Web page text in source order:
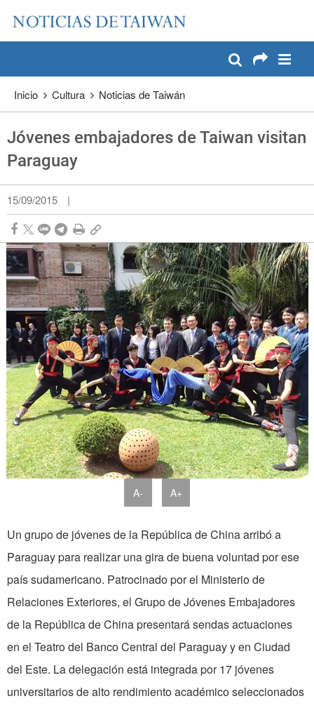
Pase a contenido principal
Inicio Cultura Noticias de Taiwán
Jóvenes embajadores de Taiwan visitan
Paraguay
15/09/2015 |
A- A+
Un grupo de jóvenes de la República de China arribó a
Paraguay para realizar una gira de buena voluntad por ese
país sudamericano. Patrocinado por el Ministerio de
Relaciones Exteriores, el Grupo de Jóvenes Embajadores
de la República de China presentará sendas actuaciones
en el Teatro del Banco Central del Paraguay y en Ciudad
del Este. La delegación está integrada por 17 jóvenes
universitarios de alto rendimiento académico seleccionados